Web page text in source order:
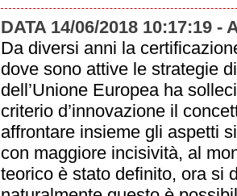
DATA 14/06/2018 10:17:19 -
Da diversi anni la
dove sono attive le strategie
dell’Unione Europea ha
criterio d’innovazione il
affrontare insieme gli aspetti
con maggiore incisività, al
teorico è stato definito, ora si